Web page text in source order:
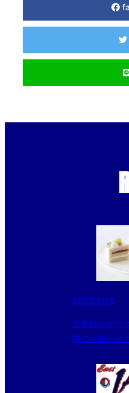
2023.11.10
玄米粉のクリ
割のお知らせ